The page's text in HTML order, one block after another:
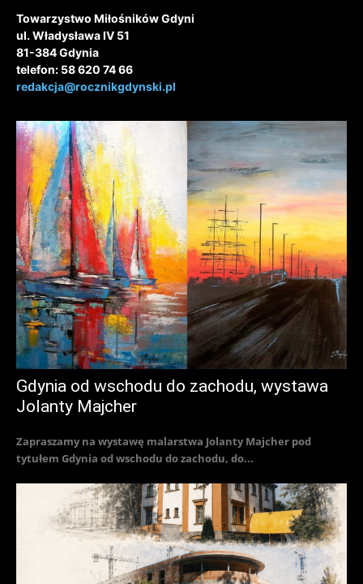
Towarzystwo Miłośników Gdyni
ul. Władysława IV 51
81-384 Gdynia
telefon: 58 620 74 66
redakcja@rocznikgdynski.pl
Gdynia od wschodu do zachodu, wystawa
Jolanty Majcher
Zapraszamy na wystawę malarstwa Jolanty Majcher pod
tytułem Gdynia od wschodu do zachodu, do...